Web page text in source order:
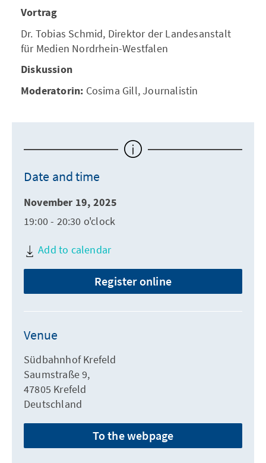
Vortrag
Dr. Tobias Schmid, Direktor der Landesanstalt
für Medien Nordrhein-Westfalen
Diskussion
Moderatorin: Cosima Gill, Journalistin
Date and time
November 19, 2025
19:00 - 20:30 o'clock
Add to calendar
Register online
Venue
Südbahnhof Krefeld
Saumstraße 9,
47805 Krefeld
Deutschland
To the webpage